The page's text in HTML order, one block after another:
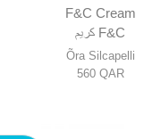
F&C Cream
كريم F&C
Õra Silcapelli
560 QAR